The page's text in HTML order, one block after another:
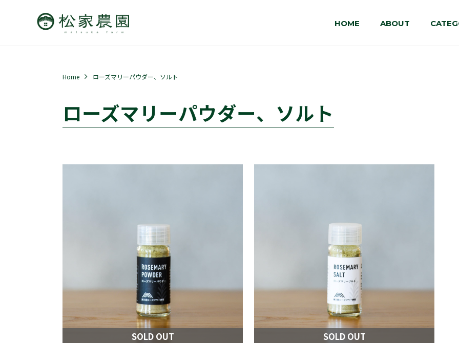
HOME ABOUT
Home ローズマリーパウダー、ソルト
ローズマリーパウダー、ソルト
SOLD OUT SOLD OUT